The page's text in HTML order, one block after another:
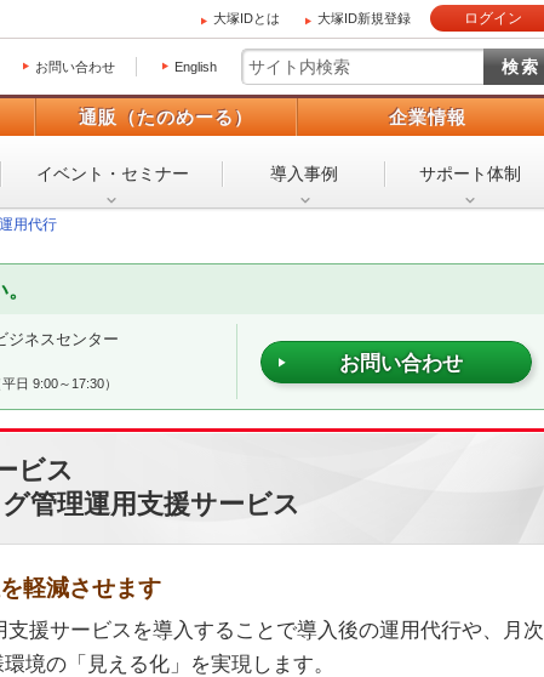
大塚IDとは 大塚ID新規登録 ログイン
お問い合わせ English
通販（たのめーる） 企業情報
イベント・ セミナー 導入事例 サポート体制
運用代行
ジネスセンター
平日 9:00～17:30）
お問い合わせ
ビス
管理運用支援サービス
軽減させます
援サービスを導入することで導入後の運用代行や、月次
境の「見える化」を実現します。